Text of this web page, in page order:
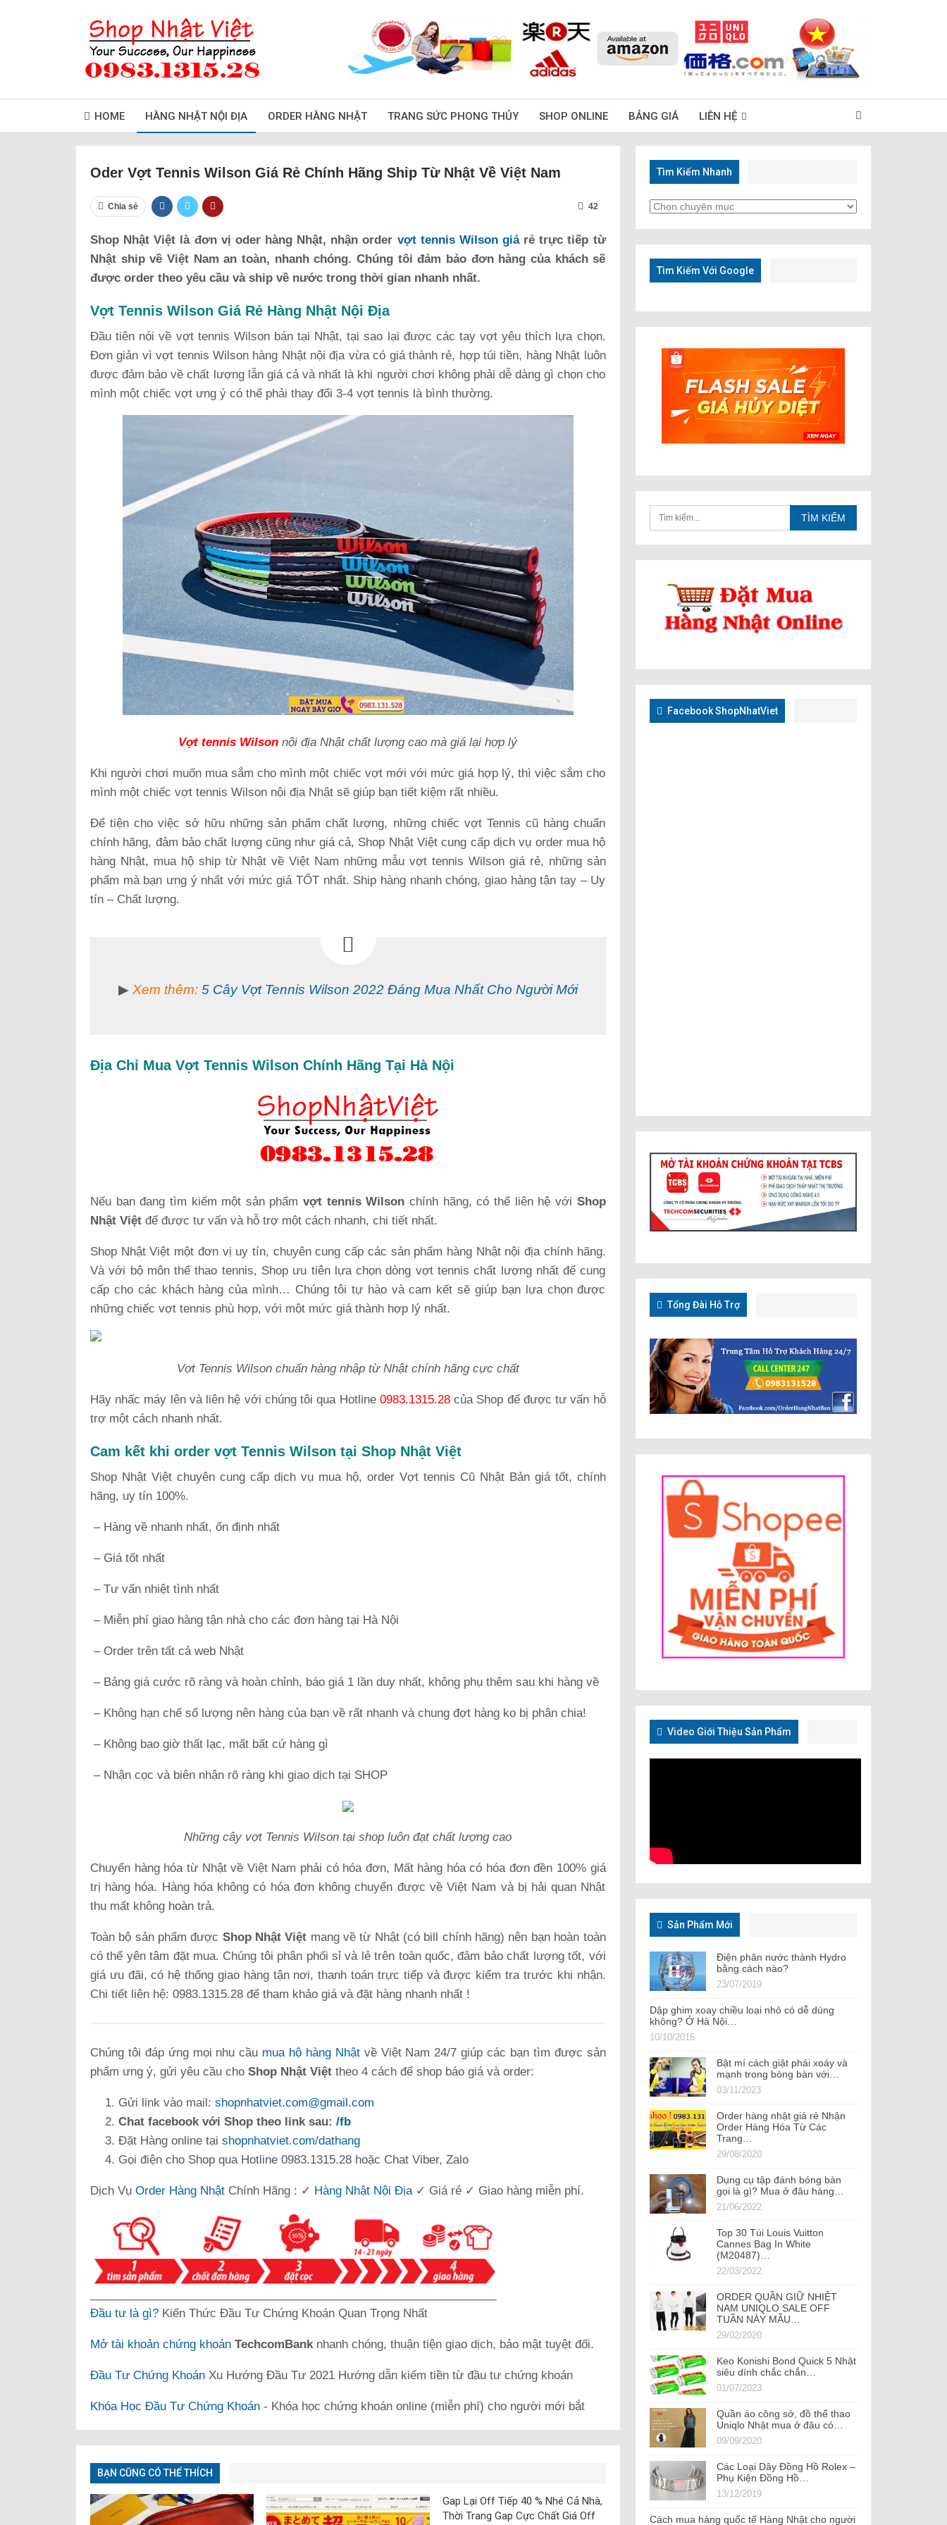
HOME HÀNG NHẬT NỘI ĐỊA ORDER HÀNG NHẬT TRANG SỨC PHONG THỦY SHOP ONLINE BẢNG GIÁ LIÊN HỆ
Oder Vợt Tennis Wilson Giá Rẻ Chính Hãng Ship Từ Nhật Về Việt Nam
Chia sẻ 42
Shop Nhật Việt là đơn vị oder hàng Nhật, nhận order vợt tennis Wilson giárẻ trực tiếp từ
Nhật ship về Việt Nam an toàn, nhanh chóng. Chúng tôi đảm bảo đơn hàng của khách sẽ
được order theo yêu cầu và ship về nước trong thời gian nhanh nhất.
Vợt Tennis Wilson Giá Rẻ Hàng Nhật Nội Địa
Đầu tiên nói về vợt tennis Wilson bán tại Nhật, tại sao lại được các tay vợt yêu thích lựa chọn.
Đơn giản vì vợt tennis Wilson hàng Nhật nội địa vừa có giá thành rẻ, hợp túi tiền, hàng Nhật luôn
được đảm bảo về chất lượng lẫn giá cả và nhất là khi người chơi không phải dễ dàng gì chọn cho
mình một chiếc vợt ưng ý có thể phải thay đổi 3-4 vợt tennis là bình thường.
Vợt tennis Wilson nội địa Nhật chất lượng cao mà giá lại hợp lý
Khi người chơi muốn mua sắm cho mình một chiếc vợt mới với mức giá hợp lý, thì việc sắm cho
mình một chiếc vợt tennis Wilson nội địa Nhật sẽ giúp bạn tiết kiệm rất nhiều.
Để tiện cho việc sở hữu những sản phẩm chất lượng, những chiếc vợt Tennis cũ hàng chuẩn
chính hãng, đảm bảo chất lượng cũng như giá cả, Shop Nhật Việt cung cấp dịch vụ order mua hộ
hàng Nhật, mua hộ ship từ Nhật về Việt Nam những mẫu vợt tennis Wilson giá rẻ, những sản
phẩm mà bạn ưng ý nhất với mức giá TỐT nhất. Ship hàng nhanh chóng, giao hàng tận tay – Uy
tín – Chất lượng.
▶ Xem thêm: 5 Cây Vợt Tennis Wilson 2022 Đáng Mua Nhất Cho Người Mới
Địa Chỉ Mua Vợt Tennis Wilson Chính Hãng Tại Hà Nội
Nếu bạn đang tìm kiếm một sản phẩmvợt tennis Wilson chính hãng, có thể liên hệ với Shop
Nhật Việt để được tư vấn và hỗ trợ một cách nhanh, chi tiết nhất.
Shop Nhật Việt một đơn vị uy tín, chuyên cung cấp các sản phẩm hàng Nhật nội địa chính hãng.
Và với bộ môn thể thao tennis, Shop ưu tiên lựa chọn dòng vợt tennis chất lượng nhất để cung
cấp cho các khách hàng của mình… Chúng tôi tự hào và cam kết sẽ giúp bạn lựa chọn được
những chiếc vợt tennis phù hợp, với một mức giá thành hợp lý nhất.
Vợt Tennis Wilson chuẩn hàng nhập từ Nhật chính hãng cực chất
Hãy nhấc máy lên và liên hệ với chúng tôi qua Hotline 0983.1315.28của Shop để được tư vấn hỗ
trợ một cách nhanh nhất.
Cam kết khi order vợt Tennis Wilson tại Shop Nhật Việt
Shop Nhật Việt chuyên cung cấp dịch vụ mua hộ, order Vợt tennis Cũ Nhật Bản giá tốt, chính
hãng, uy tín 100%.
– Hàng về nhanh nhất, ổn định nhất
– Giá tốt nhất
– Tư vấn nhiệt tình nhất
– Miễn phí giao hàng tận nhà cho các đơn hàng tại Hà Nội
– Order trên tất cả web Nhật
– Bảng giá cước rõ ràng và hoàn chỉnh, báo giá 1 lần duy nhất, không phụ thêm sau khi hàng về
– Không hạn chế số lượng nên hàng của bạn về rất nhanh và chung đợt hàng ko bị phân chia!
– Không bao giờ thất lạc, mất bất cứ hàng gì
– Nhận cọc và biên nhận rõ ràng khi giao dịch tại SHOP
Những cây vợt Tennis Wilson tại shop luôn đạt chất lượng cao
Chuyển hàng hóa từ Nhật về Việt Nam phải có hóa đơn, Mất hàng hóa có hóa đơn đền 100% giá
trị hàng hóa. Hàng hóa không có hóa đơn không chuyển được về Việt Nam và bị hải quan Nhật
thu mất không hoàn trả.
Toàn bộ sản phẩm được Shop Nhật Việt mang về từ Nhật (có bill chính hãng) nên bạn hoàn toàn
có thể yên tâm đặt mua. Chúng tôi phân phối sỉ và lẻ trên toàn quốc, đảm bảo chất lượng tốt, với
giá ưu đãi, có hệ thống giao hàng tận nơi, thanh toán trực tiếp và được kiểm tra trước khi nhận.
Chi tiết liên hệ: 0983.1315.28 để tham khảo giá và đặt hàng nhanh nhất !
Chúng tôi đáp ứng mọi nhu cầu mua hộ hàng Nhậtvề Việt Nam 24/7 giúp các bạn tìm được sản
phẩm ưng ý, gửi yêu cầu cho Shop Nhật Việt theo 4 cách để shop báo giá và order:
Gửi link vào mail: shopnhatviet.com@gmail.com
Chat facebook với Shop theo link sau: /fb
Đặt Hàng online tại shopnhatviet.com/dathang
Gọi điện cho Shop qua Hotline 0983.1315.28 hoặc Chat Viber, Zalo
Dịch Vụ Order Hàng Nhật Chính Hãng : ✓ Hàng Nhật Nội Địa ✓ Giá rẻ ✓ Giao hàng miễn phí.
Đầu tư là gì? Kiến Thức Đầu Tư Chứng Khoán Quan Trọng Nhất
Mở tài khoản chứng khoán TechcomBank nhanh chóng, thuận tiện giao dịch, bảo mật tuyệt đối.
Đầu Tư Chứng Khoán Xu Hướng Đầu Tư 2021 Hướng dẫn kiếm tiền từ đầu tư chứng khoán
Khóa Học Đầu Tư Chứng Khoán - Khóa học chứng khoán online (miễn phí) cho người mới bắt
BẠN CŨNG CÓ THỂ THÍCH
Gap Lại Off Tiếp 40 % Nhé Cả Nhà,
Thời Trang Gap Cực Chất Giá Off
Tìm Kiếm Nhanh
Tìm
Tìm Kiếm Với Google
Facebook ShopNhatViet
Tổng Đài Hỗ Trợ
Video Giới Thiệu Sản Phẩm
Sản Phẩm Mới
Điện phân nước thành Hydro
bằng cách nào?
23/07/2019
Dập ghim xoay chiều loại nhỏ có dễ dùng
không? Ở Hà Nội…
10/10/2016
Bật mí cách giật phải xoáy và
mạnh trong bóng bàn với…
03/11/2023
Order hàng nhật giá rẻ Nhận
Order Hàng Hóa Từ Các
Trang…
29/08/2020
Dụng cụ tập đánh bóng bàn
gọi là gì? Mua ở đâu hàng…
21/06/2022
Top 30 Túi Louis Vuitton
Cannes Bag In White
(M20487)…
22/03/2022
ORDER QUẦN GIỮ NHIỆT
NAM UNIQLO SALE OFF
TUẦN NÀY MẪU…
29/02/2020
Keo Konishi Bond Quick 5 Nhật
siêu dính chắc chắn…
01/07/2023
Quần áo công sở, đồ thể thao
Uniqlo Nhật mua ở đâu có…
09/09/2020
Các Loại Dây Đồng Hồ Rolex –
Phụ Kiện Đồng Hồ…
13/12/2019
Cách mua hàng quốc tế Hàng Nhật cho người